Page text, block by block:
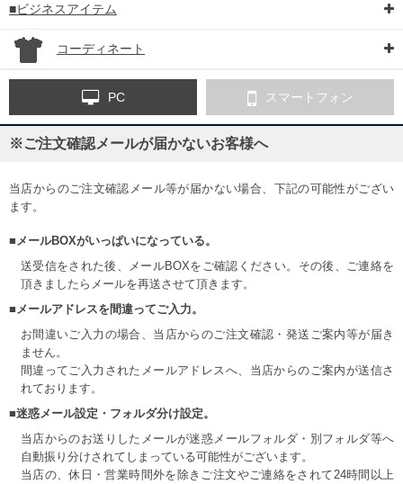
■ビジネスアイテム
コーディネート
PC スマートフォン
※ご注文確認メールが届かないお客様へ
当店からのご注文確認メール等が届かない場合、下記の可能性がござい
ます。
■メールBOXがいっぱいになっている。
送受信をされた後、メールBOXをご確認ください。その後、ご連絡を
頂きましたらメールを再送させて頂きます。
■メールアドレスを間違ってご入力。
お間違いご入力の場合、当店からのご注文確認・発送ご案内等が届き
ません。
間違ってご入力されたメールアドレスへ、当店からのご案内が送信さ
れております。
■迷惑メール設定・フォルダ分け設定。
当店からのお送りしたメールが迷惑メールフォルダ・別フォルダ等へ
自動振り分けされてしまっている可能性がございます。
当店の、休日・営業時間外を除きご注文やご連絡をされて24時間以上